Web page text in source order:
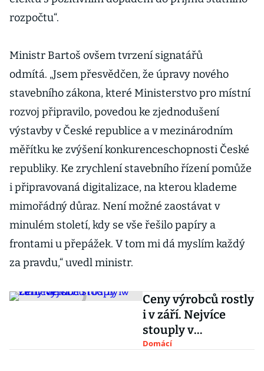
rozpočtu“.
Ministr Bartoš ovšem tvrzení signatářů
odmítá. „Jsem přesvědčen, že úpravy nového
stavebního zákona, které Ministerstvo pro místní
rozvoj připravilo, povedou ke zjednodušení
výstavby v České republice a v mezinárodním
měřítku ke zvýšení konkurenceschopnosti České
republiky. Ke zrychlení stavebního řízení pomůže
i připravovaná digitalizace, na kterou klademe
mimořádný důraz. Není možné zaostávat v
minulém století, kdy se vše řešilo papíry a
frontami u přepážek. V tom mi dá myslím každý
za pravdu,“ uvedl ministr.
Ceny výrobců rostly
i v září. Nejvíce
stouply v
zemědělství
Domácí